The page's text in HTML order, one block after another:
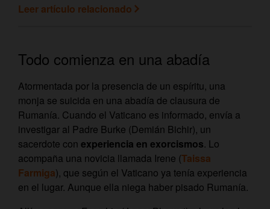
Leer artículo relacionado
Todo comienza en una abadía
Atormentada por la presencia de un espíritu, una
monja se suicida en una abadía de clausura de
Rumanía. Cuando el Vaticano es informado, envía a
investigar al Padre Burke (Demián Bichir), un
sacerdote con experiencia en exorcismos. Lo
acompaña una novicia llamada Irene (Taissa
Farmiga), que según el Vaticano ya tenía experiencia
en el lugar. Aunque ella niega haber pisado Rumanía.